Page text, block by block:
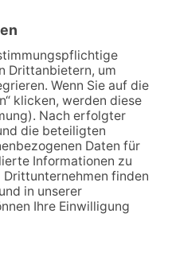
wir Sie zur
daheim.
Die hier
für
Leistungskatalog
enthalten.